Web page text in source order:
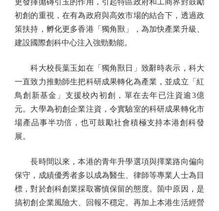
初創的重視，在有為政府與高效市場的結合下，透過政
策扶持，孵化更多香港「獨角獸」，為加快產業升級、
建設國際創科中心注入強勁動能。
科大校長葉玉如在「獨角獸日」致辭時表示，科大
一直致力推動師生把科研成果轉化為產業，並成立「紅
鳥創新基金」支援校內初創，單在去年已注資逾3億
元。大學為初創企業注資，令實驗室的科研成果轉化市
場產品事半功倍，也可鼓勵社會積極支持本港創科發
展。
長時間以來，本港的青年升學選項與擇業路向偏向
保守，成績優秀者多以成為醫生、律師等專業人士為目
標，對於創科創業採取審慎保留的態度。箇中原因，是
搞初創企業風險大、回報不穩定。再加上本港生活經營